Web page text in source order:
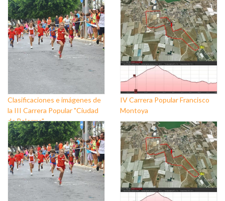
Clasificaciones e imágenes de
la III Carrera Popular "Ciudad
de Balerma"
IV Carrera Popular Francisco
Montoya